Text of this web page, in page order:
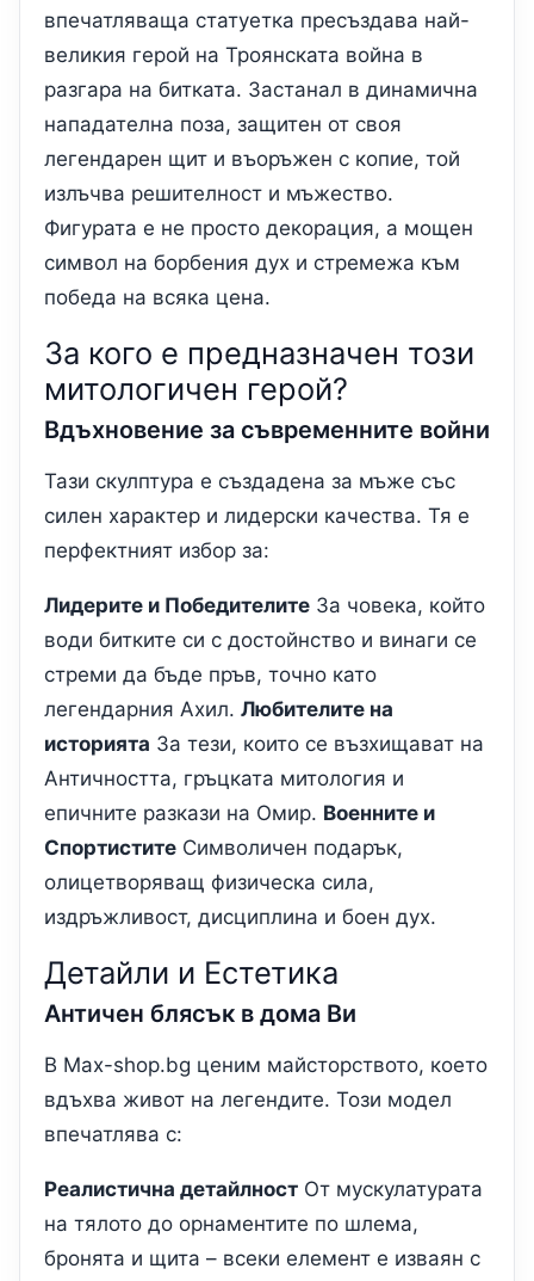
впечатляваща статуетка пресъздава най-
великия герой на Троянската война в
разгара на битката. Застанал в динамична
нападателна поза, защитен от своя
легендарен щит и въоръжен с копие, той
излъчва решителност и мъжество.
Фигурата е не просто декорация, а мощен
символ на борбения дух и стремежа към
победа на всяка цена.
За кого е предназначен този
митологичен герой?
Вдъхновение за съвременните войни
Тази скулптура е създадена за мъже със
силен характер и лидерски качества. Тя е
перфектният избор за:
Лидерите и Победителите За човека, който
води битките си с достойнство и винаги се
стреми да бъде пръв, точно като
легендарния Ахил. Любителите на
историята За тези, които се възхищават на
Античността, гръцката митология и
епичните разкази на Омир. Военните и
Спортистите Символичен подарък,
олицетворяващ физическа сила,
издръжливост, дисциплина и боен дух.
Детайли и Естетика
Античен блясък в дома Ви
В Max-shop.bg ценим майсторството, което
вдъхва живот на легендите. Този модел
впечатлява с:
Реалистична детайлност От мускулатурата
на тялото до орнаментите по шлема,
бронята и щита – всеки елемент е изваян с